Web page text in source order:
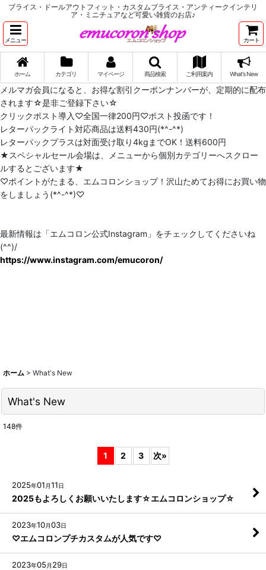
ブライス・ドールアウトフィット・カスタムブライス・アンティークインテリ
ア・ミニチュアなど可愛い雑貨のお店♪
メニュー カート
ホーム カテゴリ マイページ 商品検索 ご利用案内 What's New
メルマガ会員になると、お得な割引クーポンナンバーが、定期的に配布
されます☆是非ご登録下さい☆
クリックポスト導入♡全国一律200円♡ポスト投函です！
レターパックライト対応商品は送料430円(*^-^*)
レターパックプラスは対面受け取り4kgまでOK！送料600円
★スペシャルセール会場は、メニューから個別カテゴリーへスクロー
ルするとございます★
♡ポイントがたまる、エムコロンショップ！沢山ためてお得にお買い物
をしましょう(*^-^*)♡
最新情報は「エムコロン公式Instagram」をチェックしてくださいね
(^^)/
https://www.instagram.com/emucoron/
ホーム > What's New
What's New
148件
1 2 3 次»
2025年01 月11日
2025もよろしくお願いいたします☆エムコロンショップ☆
2023年10月03日
♡エムコロンプチカスタムが人気です♡
2023年05 月 29日